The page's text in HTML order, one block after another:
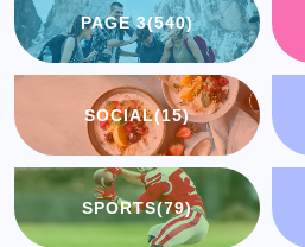
PAGE 3(540)
SOCIAL(15)
SPORTS(79)